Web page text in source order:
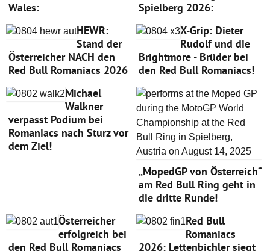
Wales:
Spielberg 2026:
HEWR:
Stand der
Österreicher NACH den
Red Bull Romaniacs 2026
X-Grip: Dieter
Rudolf und die
Brightmore - Brüder bei
den Red Bull Romaniacs!
Michael
Walkner
verpasst Podium bei
Romaniacs nach Sturz vor
dem Ziel!
„MopedGP von Österreich“
am Red Bull Ring geht in
die dritte Runde!
Österreicher
erfolgreich bei
den Red Bull Romaniacs
Red Bull
Romaniacs
2026: Lettenbichler siegt